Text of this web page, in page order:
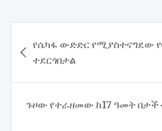
navigation
የሴካፋ ውድድር የሚያስተናግደው
ተደርጎበታል
ጉዞው የተራዘመው ከ17 ዓመት